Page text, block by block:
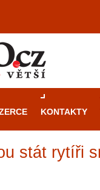
KONTAKTY
stát rytíři